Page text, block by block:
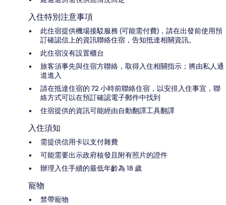
入住特別注意事項
此住宿提供機場接駁服務 (可能需付費)，請在出發前使用預
訂確認信上的資訊聯絡住宿，告知抵達相關資訊。
此住宿沒有設置櫃台
旅客須事先與住宿方聯絡，取得入住相關指示；將由私人通
道進入
請在抵達住宿的 72 小時前聯絡住宿，以安排入住事宜，聯
絡方式可以在預訂確認電子郵件中找到
住宿提供的資訊可能經由自動翻譯工具翻譯
入住須知
需提供信用卡以支付雜費
可能需要出示政府核發且附有照片的證件
辦理入住手續的最低年齡為 18 歲
寵物
禁帶寵物